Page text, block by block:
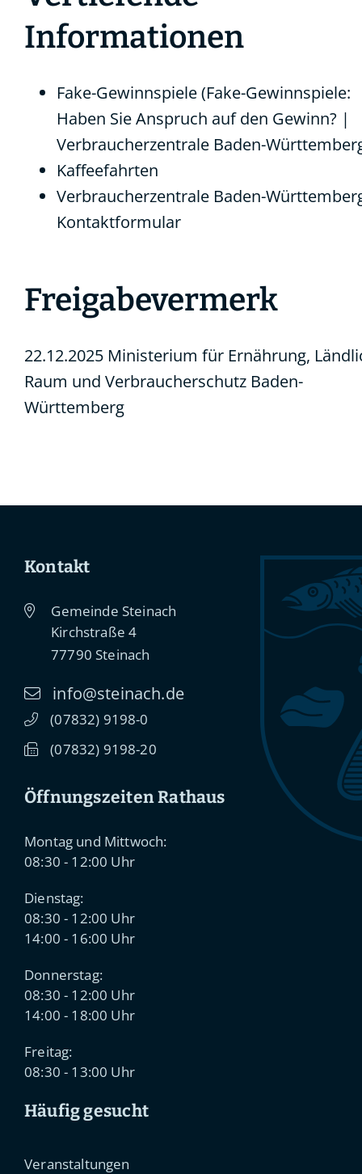
Informationen
Fake-Gewinnspiele (Fake-Gewinnspiele:
Haben Sie Anspruch auf den Gewinn? |
Verbraucherzentrale Baden-
Kaffeefahrten
Verbraucherzentrale Baden-
Kontaktformular
Freigabevermerk
22.12.2025 Ministerium für Ernährung,
Raum und Verbraucherschutz Baden-
Württemberg
Kontakt
Gemeinde Steinach
Kirchstraße 4
77790 Steinach
info@steinach.de
(07832) 91 98-0
(07832) 91 98-20
Öffnungszeiten Rathaus
Montag und Mittwoch:
08:30 - 12:00 Uhr
Dienstag:
08:30 - 12:00 Uhr
14:00 - 16:00 Uhr
Donnerstag:
08:30 - 12:00 Uhr
14:00 - 18:00 Uhr
Freitag:
08:30 - 13:00 Uhr
Häufig gesucht
Veranstaltungen